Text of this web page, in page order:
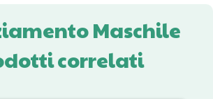
Maschile
correlati